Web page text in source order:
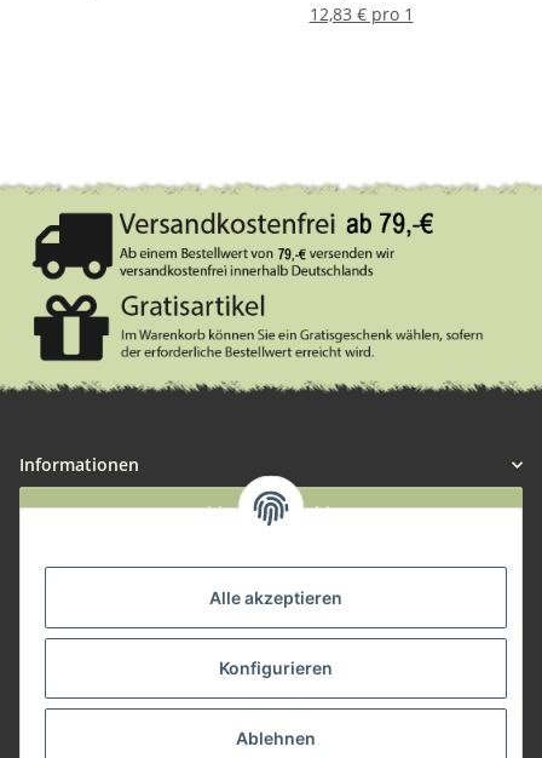
Alle akzeptieren
Konfigurieren
Ablehnen
12,83 € pro 1
Informationen
Widerruf anmelden
Herstellerinformationen